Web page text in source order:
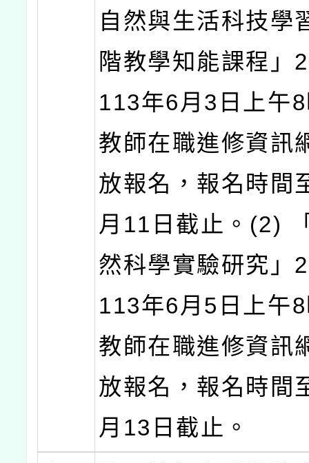
自然與生活科技學
階教學知能課程」
113年6月3日上午
教師在職進修資訊
放報名，報名時間
月11日截止。(2)
然科學實驗研究」
113年6月5日上午
教師在職進修資訊
放報名，報名時間
月13日截止。